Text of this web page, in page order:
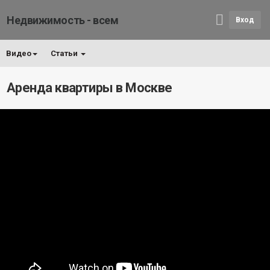
Недвижимость - всем Вход
Видео Статьи
Аренда квартиры в Москве